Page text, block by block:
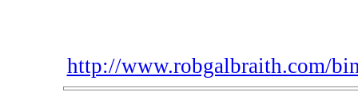
http://www.robgalbraith.com/